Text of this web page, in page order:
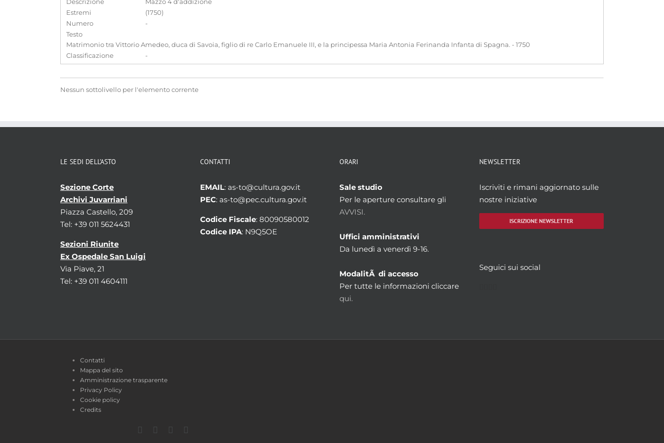
Descrizione
Mazzo 4 d'addizione
Estremi
(1750)
Numero
-
Testo
Matrimonio tra Vittorio Amedeo, duca di Savoia, figlio di re Carlo Emanuele III, e la principessa Maria Antonia Ferinanda Infanta di Spagna. - 1750
Classificazione
-
Nessun sottolivello per l'elemento corrente
LE SEDI DELL’ASTO
Sezione Corte
Archivi Juvarriani
Piazza Castello, 209
Tel: +39 011 5624431
Sezioni Riunite
Ex Ospedale San Luigi
Via Piave, 21
Tel: +39 011 4604111
CONTATTI
EMAIL: as-to@cultura.gov.it
PEC: as-to@pec.cultura.gov.it
Codice Fiscale: 80090580012
Codice IPA: N9Q5OE
ORARI
Sale studio
Per le aperture consultare gli
AVVISI.
Uffici amministrativi
Da lunedì a venerdì 9-16.
ModalitÃ di accesso
Per tutte le informazioni cliccare
qui.
NEWSLETTER
Iscriviti e rimani aggiornato sulle
nostre iniziative
ISCRIZIONE NEWSLETTER
Seguici sui social
Contatti
Mappa del sito
Amministrazione trasparente
Privacy Policy
Cookie policy
Credits
Facebook
TwitterYouTube